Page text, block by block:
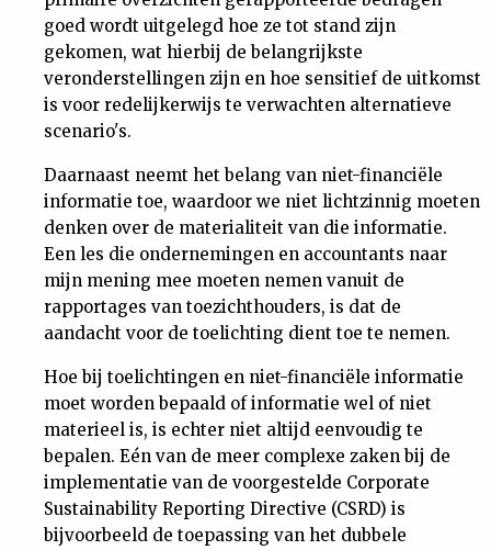
goed wordt uitgelegd hoe ze tot stand zijn
gekomen, wat hierbij de belangrijkste
veronderstellingen zijn en hoe sensitief de uitkomst
is voor redelijkerwijs te verwachten alternatieve
scenario's.
Daarnaast neemt het belang van niet-financiële
informatie toe, waardoor we niet lichtzinnig moeten
denken over de materialiteit van die informatie.
Een les die ondernemingen en accountants naar
mijn mening mee moeten nemen vanuit de
rapportages van toezichthouders, is dat de
aandacht voor de toelichting dient toe te nemen.
Hoe bij toelichtingen en niet-financiële informatie
moet worden bepaald of informatie wel of niet
materieel is, is echter niet altijd eenvoudig te
bepalen. Eén van de meer complexe zaken bij de
implementatie van de voorgestelde Corporate
Sustainability Reporting Directive (CSRD) is
bijvoorbeeld de toepassing van het dubbele